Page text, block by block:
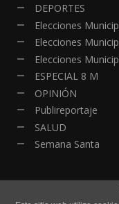
DEPORTES
Elecciones
Elecciones
Elecciones
ESPECIAL 8 M
OPINIÓN
Publireportaje
SALUD
Semana Santa